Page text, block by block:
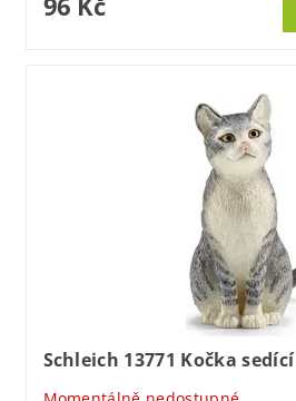
Schleich 13771 Kočka sedící